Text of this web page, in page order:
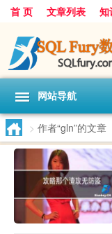
首 页 文章列表 知
网站导航
> 作者“gln”的文章